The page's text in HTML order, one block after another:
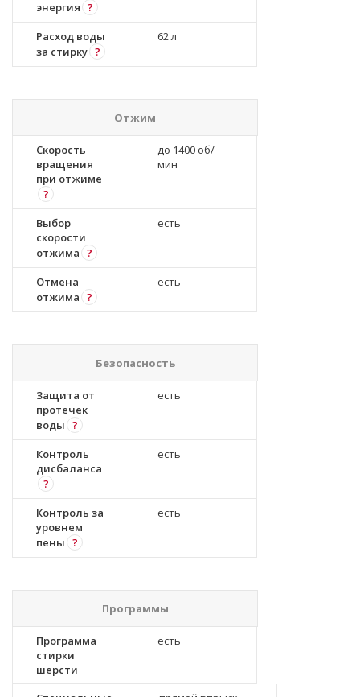
энергия ?
Расход воды
за стирку ?
62 л
Отжим
Скорость
вращения
при отжиме
?
до 1400 об/
мин
Выбор
скорости
отжима ?
есть
Отмена
отжима ?
есть
Безопасность
Защита от
протечек
воды ?
есть
Контроль
дисбаланса
?
есть
Контроль за
уровнем
пены ?
есть
Программы
Программа
стирки
шерсти
есть